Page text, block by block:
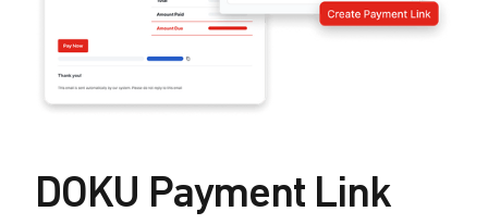
DOKU Payment Link